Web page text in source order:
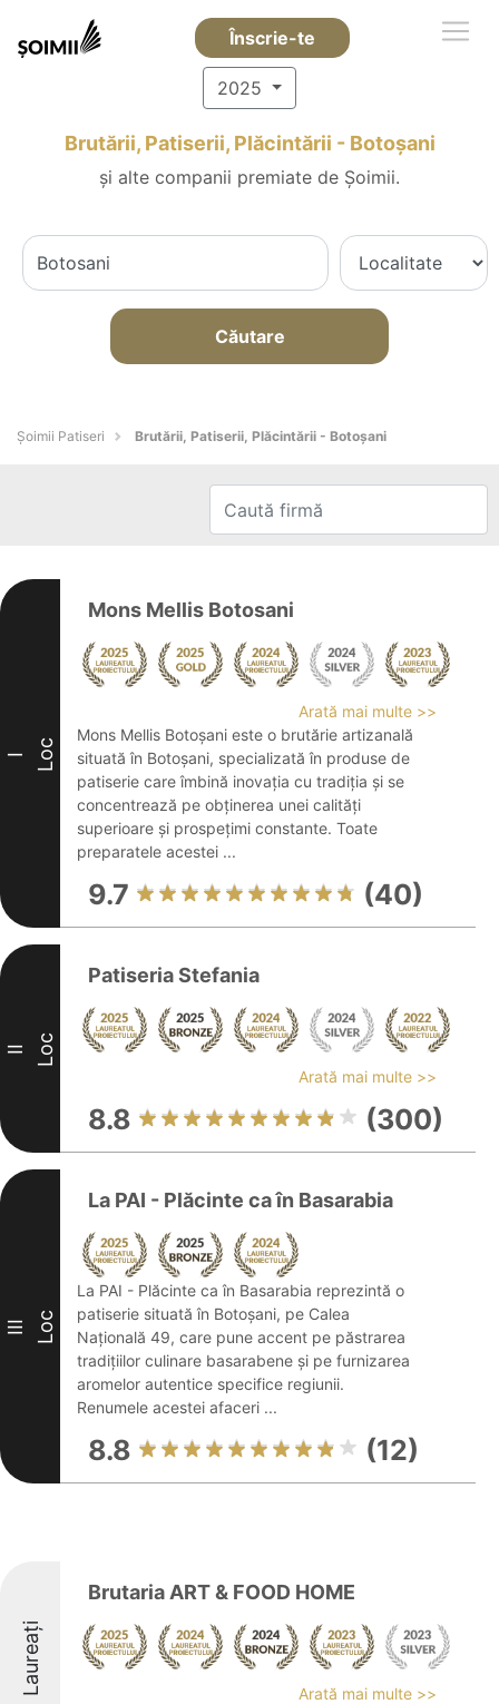
Înscrie-te
2025
Brutării, Patiserii, Plăcintării - Botoşani
și alte companii premiate de Șoimii.
Căutare
Șoimii Patiseri Brutării, Patiserii, Plăcintării - Botoşani
I Loc
Mons Mellis Botosani
Arată mai multe >>
Mons Mellis Botoșani este o brutărie artizanală
situată în Botoșani, specializată în produse de
patiserie care îmbină inovația cu tradiția și se
concentrează pe obținerea unei calități
superioare și prospețimi constante. Toate
preparatele acestei ...
9.7 (40)
II Loc
Patiseria Stefania
Arată mai multe >>
8.8 (300)
III Loc
La PAI - Plăcinte ca în Basarabia
La PAI - Plăcinte ca în Basarabia reprezintă o
patiserie situată în Botoșani, pe Calea
Națională 49, care pune accent pe păstrarea
tradițiilor culinare basarabene și pe furnizarea
aromelor autentice specifice regiunii.
Renumele acestei afaceri ...
8.8 (12)
Laureați
Brutaria ART & FOOD HOME
Arată mai multe >>